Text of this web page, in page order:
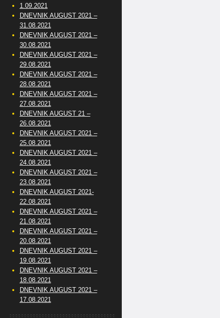
1.09.2021
DNEVNIK AUGUST 2021 –
31.08.2021
DNEVNIK AUGUST 2021 –
30.08.2021
DNEVNIK AUGUST 2021 –
29.08.2021
DNEVNIK AUGUST 2021 –
28.08.2021
DNEVNIK AUGUST 2021 –
27.08.2021
DNEVNIK AUGUST 21 –
26.08.2021
DNEVNIK AUGUST 2021 –
25.08.2021
DNEVNIK AUGUST 2021 –
24.08.2021
DNEVNIK AUGUST 2021 –
23.08.2021
DNEVNIK AUGUST 2021-
22.08.2021
DNEVNIK AUGUST 2021 –
21.08.2021
DNEVNIK AUGUST 2021 –
20.08.2021
DNEVNIK AUGUST 2021 –
19.08.2021
DNEVNIK AUGUST 2021 –
18.08.2021
DNEVNIK AUGUST 2021 –
17.08.2021